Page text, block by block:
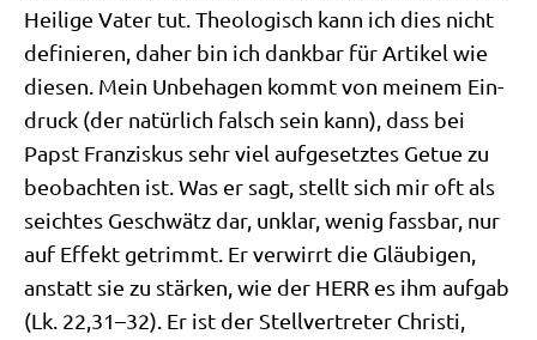
Hei­li­ge Vater tut. Theo­lo­gisch kann ich dies nicht
defi­nie­ren, daher bin ich dank­bar für Arti­kel wie
die­sen. Mein Unbe­ha­gen kommt von mei­nem Ein­
druck (der natür­lich falsch sein kann), dass bei
Papst Fran­zis­kus sehr viel auf­ge­setz­tes Getue zu
beob­ach­ten ist. Was er sagt, stellt sich mir oft als
seich­tes Geschwätz dar, unklar, wenig fass­bar, nur
auf Effekt getrimmt. Er ver­wirrt die Gläu­bi­gen,
anstatt sie zu stär­ken, wie der HERR es ihm auf­gab
(Lk. 22,31–32). Er ist der Stell­ver­tre­ter Chri­sti,